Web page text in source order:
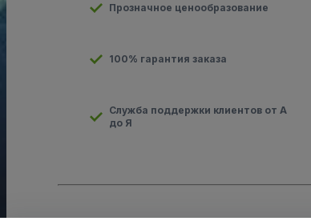
Прозначное ценообразование
100% гарантия заказа
Служба поддержки клиентов от А
до Я